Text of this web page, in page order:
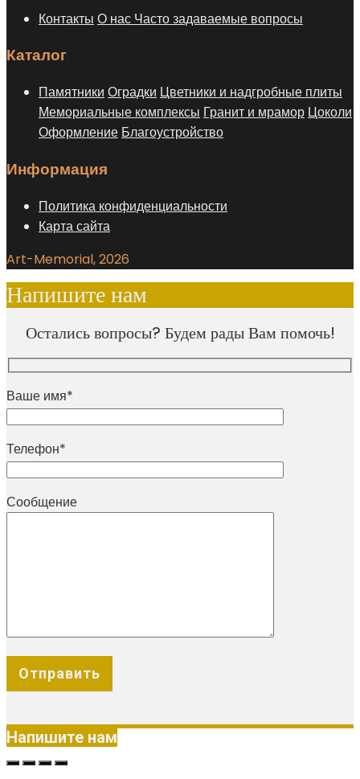
Контакты О нас Часто задаваемые вопросы
Каталог
Памятники Оградки Цветники и надгробные плиты
Мемориальные комплексы Гранит и мрамор Цоколи
Оформление Благоустройство
Информация
Политика конфиденциальности
Карта сайта
Art-Memorial, 2026
Напишите нам
Остались вопросы? Будем рады Вам помочь!
Ваше имя*
Телефон*
Сообщение
Напишите нам